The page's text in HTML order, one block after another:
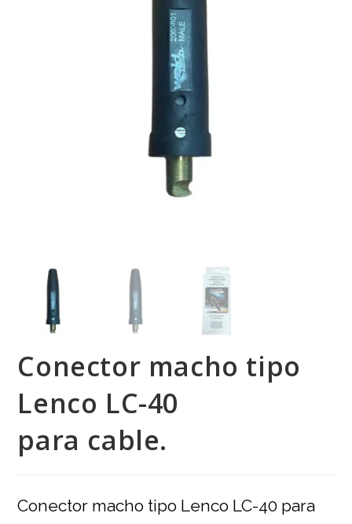
Conector macho tipo
Lenco LC-40
para cable.
Conector macho tipo Lenco LC-40 para